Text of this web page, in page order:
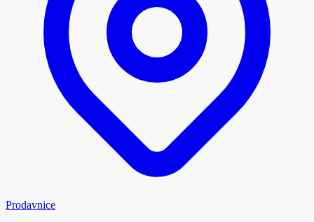
Prodavnice